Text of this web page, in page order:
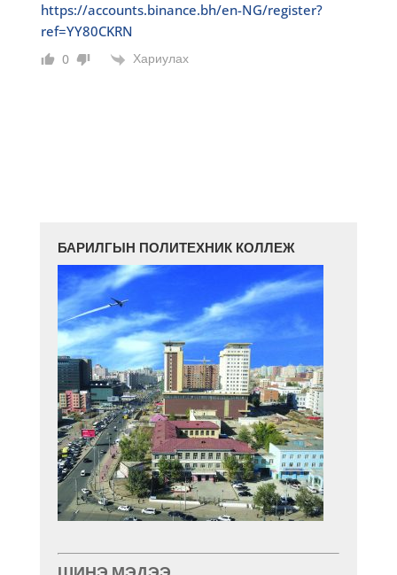
https://accounts.binance.bh/en-NG/register?
ref=YY80CKRN
0 Хариулах
БАРИЛГЫН ПОЛИТЕХНИК КОЛЛЕЖ